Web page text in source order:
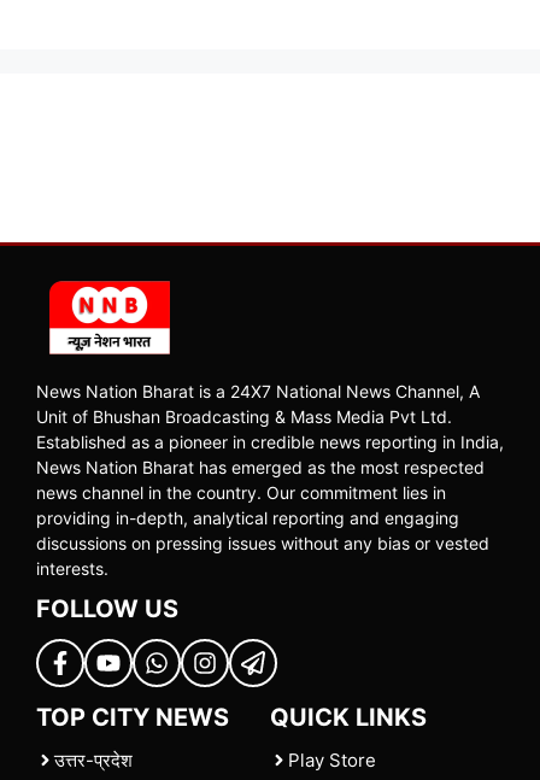
News Nation Bharat is a 24X7 National News Channel, A
Unit of Bhushan Broadcasting & Mass Media Pvt Ltd.
Established as a pioneer in credible news reporting in India,
News Nation Bharat has emerged as the most respected
news channel in the country. Our commitment lies in
providing in-depth, analytical reporting and engaging
discussions on pressing issues without any bias or vested
interests.
FOLLOW US
TOP CITY NEWS
उत्तर-प्रदेश
QUICK LINKS
Play Store